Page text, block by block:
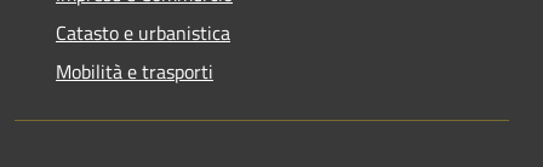
Catasto e urbanistica
Mobilità e trasporti